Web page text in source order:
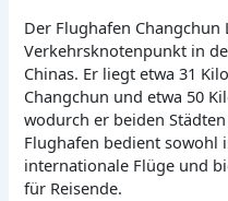
Der Flughafen Changchun
Verkehrsknotenpunkt in
Chinas. Er liegt etwa 31
Changchun und etwa 50
wodurch er beiden
Flughafen bedient sowohl
internationale Flüge und
für Reisende.